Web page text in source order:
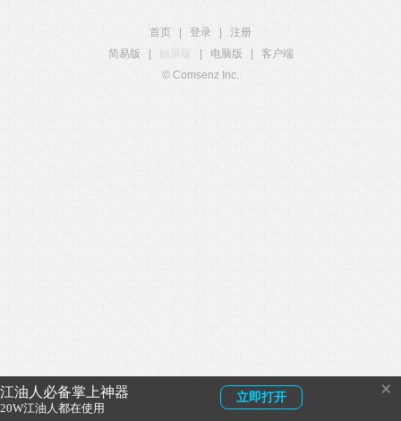
江油人必备掌上神器
20W江油人都在使用
立即打开 ×
首页 登录
注册
简易版
触屏版 电脑版
客户端
© Comsenz Inc.